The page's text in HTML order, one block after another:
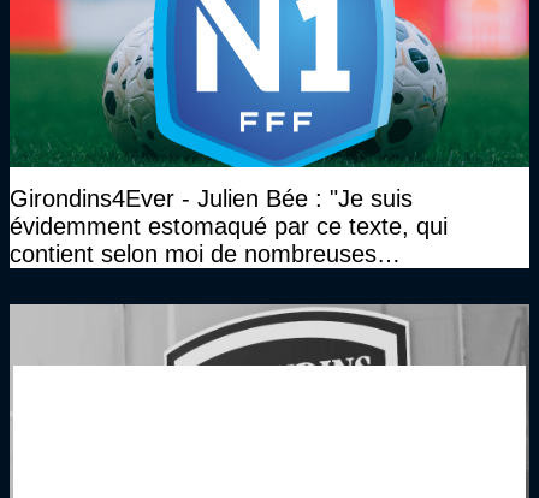
Girondins4Ever - Julien Bée : "Je suis
évidemment estomaqué par ce texte, qui
contient selon moi de nombreuses
plan juridique"